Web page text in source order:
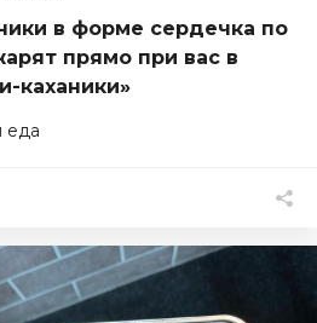
в форме сердечка по
прямо при вас в
каханики»
еда